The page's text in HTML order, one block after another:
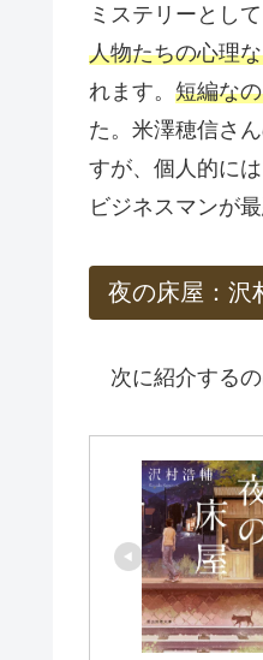
ミステリーとし
人物たちの心理
れます。 短編な
た。米澤穂信さ
すが、個人的に
ビジネスマンが
夜の床屋：沢
次に紹介するの